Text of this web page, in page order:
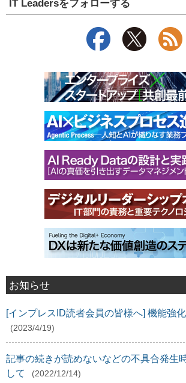
IT Leadersをフォローする
お知らせ
[インプレスID読者会員の皆様へ] 機能強
(2023/4/19)
記事の続きが読めないなどの不具合発生
して
(2022/12/14)